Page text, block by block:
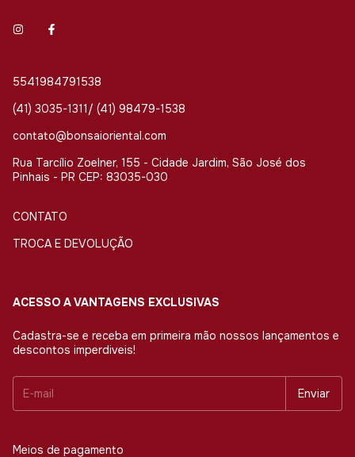
5541984791538
(41) 3035-1311/ (41) 98479-1538
contato@bonsaioriental.com
Rua Tarcílio Zoelner, 155 - Cidade Jardim, São José dos
Pinhais - PR CEP: 83035-030
CONTATO
TROCA E DEVOLUÇÃO
ACESSO A VANTAGENS EXCLUSIVAS
Cadastra-se e receba em primeira mão nossos lançamentos e
descontos imperdiveis!
Meios de pagamento